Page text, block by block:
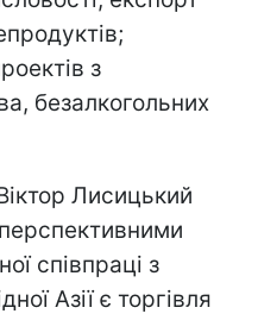
з
безалкогольних
Лисицький
співпраці з
Азії є торгівля